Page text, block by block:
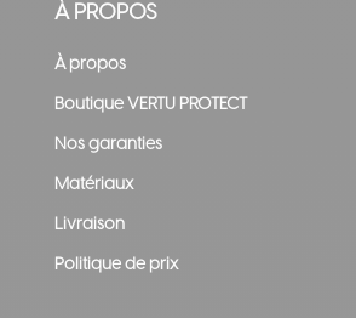
À PROPOS
À propos
Boutique VERTU PROTECT
Nos garanties
Matériaux
Livraison
Politique de prix